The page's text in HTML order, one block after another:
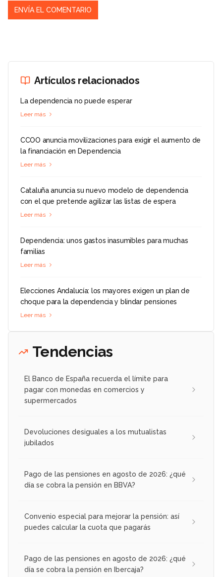
Artículos relacionados
La dependencia no puede esperar
Leer más
CCOO anuncia movilizaciones para exigir el aumento de
la financiación en Dependencia
Leer más
Cataluña anuncia su nuevo modelo de dependencia
con el que pretende agilizar las listas de espera
Leer más
Dependencia: unos gastos inasumibles para muchas
familias
Leer más
Elecciones Andalucía: los mayores exigen un plan de
choque para la dependencia y blindar pensiones
Leer más
Tendencias
El Banco de España recuerda el límite para
pagar con monedas en comercios y
supermercados
Devoluciones desiguales a los mutualistas
jubilados
Pago de las pensiones en agosto de 2026: ¿qué
día se cobra la pensión en BBVA?
Convenio especial para mejorar la pensión: así
puedes calcular la cuota que pagarás
Pago de las pensiones en agosto de 2026: ¿qué
día se cobra la pensión en Ibercaja?